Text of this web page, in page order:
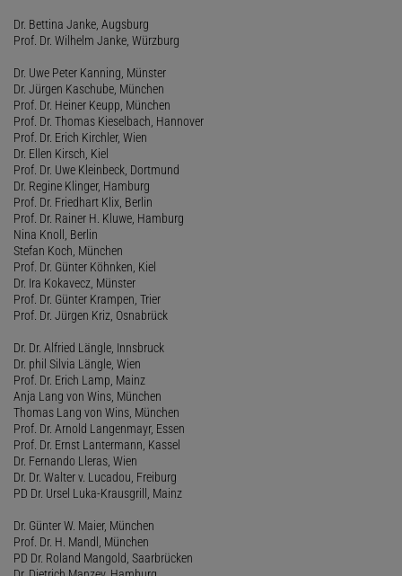
Dr. Bettina Janke, Augsburg
Prof. Dr. Wilhelm Janke, Würzburg
Dr. Uwe Peter Kanning, Münster
Dr. Jürgen Kaschube, München
Prof. Dr. Heiner Keupp, München
Prof. Dr. Thomas Kieselbach, Hannover
Prof. Dr. Erich Kirchler, Wien
Dr. Ellen Kirsch, Kiel
Prof. Dr. Uwe Kleinbeck, Dortmund
Dr. Regine Klinger, Hamburg
Prof. Dr. Friedhart Klix, Berlin
Prof. Dr. Rainer H. Kluwe, Hamburg
Nina Knoll, Berlin
Stefan Koch, München
Prof. Dr. Günter Köhnken, Kiel
Dr. Ira Kokavecz, Münster
Prof. Dr. Günter Krampen, Trier
Prof. Dr. Jürgen Kriz, Osnabrück
Dr. Dr. Alfried Längle, Innsbruck
Dr. phil Silvia Längle, Wien
Prof. Dr. Erich Lamp, Mainz
Anja Lang von Wins, München
Thomas Lang von Wins, München
Prof. Dr. Arnold Langenmayr, Essen
Prof. Dr. Ernst Lantermann, Kassel
Dr. Fernando Lleras, Wien
Dr. Dr. Walter v. Lucadou, Freiburg
PD Dr. Ursel Luka-Krausgrill, Mainz
Dr. Günter W. Maier, München
Prof. Dr. H. Mandl, München
PD Dr. Roland Mangold, Saarbrücken